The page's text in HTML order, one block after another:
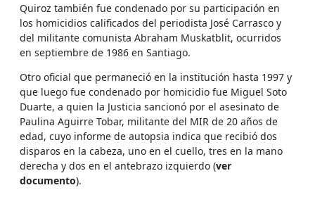
Quiroz también fue condenado por su participación en
los homicidios calificados del periodista José Carrasco y
del militante comunista Abraham Muskatblit, ocurridos
en septiembre de 1986 en Santiago.
Otro oficial que permaneció en la institución hasta 1997 y
que luego fue condenado por homicidio fue Miguel Soto
Duarte, a quien la Justicia sancionó por el asesinato de
Paulina Aguirre Tobar, militante del MIR de 20 años de
edad, cuyo informe de autopsia indica que recibió dos
disparos en la cabeza, uno en el cuello, tres en la mano
derecha y dos en el antebrazo izquierdo (ver
documento).